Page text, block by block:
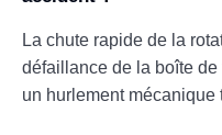
La chute rapide de la
défaillance de la boîte
un hurlement mécanique